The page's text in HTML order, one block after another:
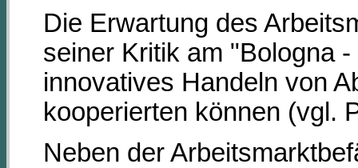
Die Erwartung des
seiner Kritik am "Bologna
innovatives Handeln von
kooperierten können (vgl.
Neben der